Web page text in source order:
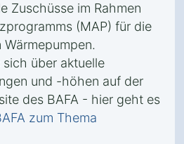
Zuschüsse im Rahmen
(MAP) für die
sich über aktuelle
und -höhen auf der
des BAFA - hier geht es
zum Thema